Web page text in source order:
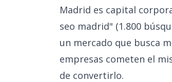
Madrid es capital
seo madrid" (1.800
un mercado que busca
empresas cometen el
de convertirlo.